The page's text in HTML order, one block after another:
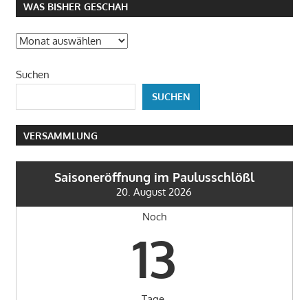
WAS BISHER GESCHAH
Was
geschah
Suchen
SUCHEN
VERSAMMLUNG
Saisoneröffnung im Paulusschlößl
20. August 2026
Noch
13